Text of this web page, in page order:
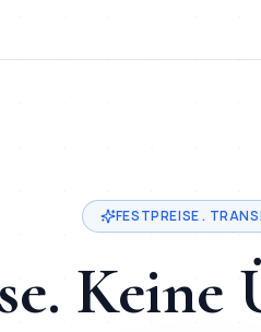
FESTPREISE .
Keine